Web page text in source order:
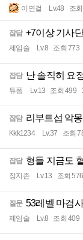
이연걸 Lv.48 조
잡담 +7이상 기사
제임술 Lv.8 조회 773
잡담 난 솔직히 요
듀퐁 Lv.13 조회 499
잡담 리부트섭 악
Kkk1234 Lv.37 조회
잡담 형들 지금도
장지존 Lv.13 조회 576
질문 53레벨 마검
제임술 Lv.8 조회 409